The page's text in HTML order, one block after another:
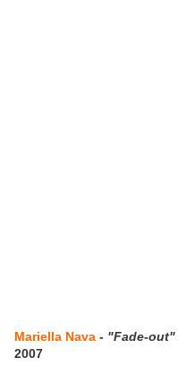
Mariella Nava - "Fade-out"
2007